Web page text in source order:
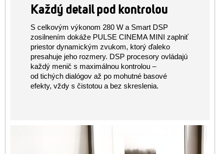
Každý detail pod kontrolou
S celkovým výkonom 280 W a Smart DSP
zosilnením dokáže PULSE CINEMA MINI zaplniť
priestor dynamickým zvukom, ktorý ďaleko
presahuje jeho rozmery. DSP procesory ovládajú
každý menič s maximálnou kontrolou –
od tichých dialógov až po mohutné basové
efekty, vždy s čistotou a bez skreslenia.